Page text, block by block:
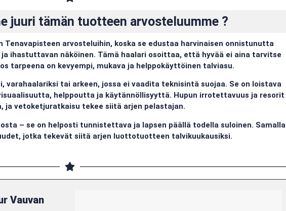
juuri tämän tuotteen arvosteluumme ?
Tenavapisteen arvosteluihin, koska se edustaa harvinaisen onnistunutta
ihastuttavan näköinen. Tämä haalari osoittaa, että hyvää ei aina tarvitse
tarpeena on kevyempi, mukava ja helppokäyttöinen talviasu.
varahaalariksi tai arkeen, jossa ei vaadita teknisintä suojaa. Se on loistava
helppoutta ja käytännöllisyyttä. Hupun irrotettavuus ja resorit
ja vetoketjuratkaisu tekee siitä arjen pelastajan.
– se on helposti tunnistettava ja lapsen päällä todella suloinen. Samalla
jotka tekevät siitä arjen luottotuotteen talvikuukausiksi.
Vauvan